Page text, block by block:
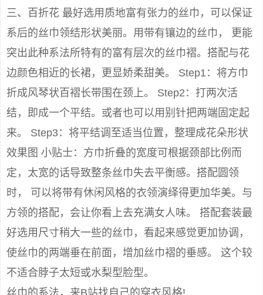
三、百折花 最好选用质地富有张力的丝巾，可以保证
系后的丝巾领结形状美丽。用带有镶边的丝巾， 更能
突出此种系法所特有的富有层次的丝巾褶。搭配与花
边颜色相近的长裙，更显娇柔甜美。 Step1：将方巾
折成风琴状百褶长带围在颈上。 Step2：打两次活
结，即成一个平结。或者也可以用别针把两端固定起
来。 Step3：将平结调至适当位置，整理成花朵形状
效果图 小贴士：方巾折叠的宽度可根据颈部比例而
定，太宽的话导致整条丝巾失去平衡感。搭配圆领
时， 可以将带有休闲风格的衣领演绎得更加华美。与
方领的搭配，会让你看上去充满女人味。 搭配套装最
好选用尺寸稍大一些的丝巾，看起来感觉更加协调，
使丝巾的两端垂在前面，增加丝巾褶的垂感。 这个较
不适合脖子太短或水梨型脸型。